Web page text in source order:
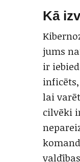
Kā
jums
ir
lai
cilvēki